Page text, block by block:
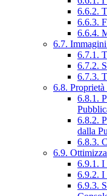
6.6.2.
6.6.3.
6.6.4.
6.7.
6.7.1.
6.7.2.
6.7.3.
6.8.
6.8.1.
6.8.2.
dalla
6.8.3.
6.9.
6.9.1. I
6.9.2. I
6.9.3.